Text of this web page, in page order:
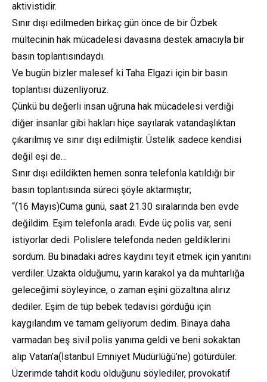
aktivistidir.
Sınır dışı edilmeden birkaç gün önce de bir Özbek
mültecinin hak mücadelesi davasına destek amacıyla bir
basın toplantısındaydı.
Ve bugün bizler malesef ki Taha Elgazi için bir basın
toplantısı düzenliyoruz.
Çünkü bu değerli insan uğruna hak mücadelesi verdiği
diğer insanlar gibi hakları hiçe sayılarak vatandaşlıktan
çıkarılmış ve sınır dışı edilmiştir. Üstelik sadece kendisi
değil eşi de…
Sınır dışı edildikten hemen sonra telefonla katıldığı bir
basın toplantısında süreci şöyle aktarmıştır;
“(16 Mayıs)Cuma günü, saat 21.30 sıralarında ben evde
değildim. Eşim telefonla aradı. Evde üç polis var, seni
istiyorlar dedi. Polislere telefonda neden geldiklerini
sordum. Bu binadaki adres kaydını teyit etmek için yanıtını
verdiler. Uzakta olduğumu, yarın karakol ya da muhtarlığa
geleceğimi söyleyince, o zaman eşini gözaltına alırız
dediler. Eşim de tüp bebek tedavisi gördüğü için
kaygılandım ve tamam geliyorum dedim. Binaya daha
varmadan beş sivil polis yanıma geldi ve beni sokaktan
alıp Vatan’a(İstanbul Emniyet Müdürlüğü’ne) götürdüler.
Üzerimde tahdit kodu olduğunu söylediler, provokatif